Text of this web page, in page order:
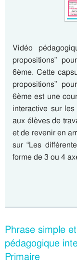
Vidéo
propositions”
6ème. Cette
propositions”
6ème est une
interactive sur
aux élèves de
et de revenir en
sur “Les
forme de 3 ou 4
Phrase simple
pédagogique
Primaire